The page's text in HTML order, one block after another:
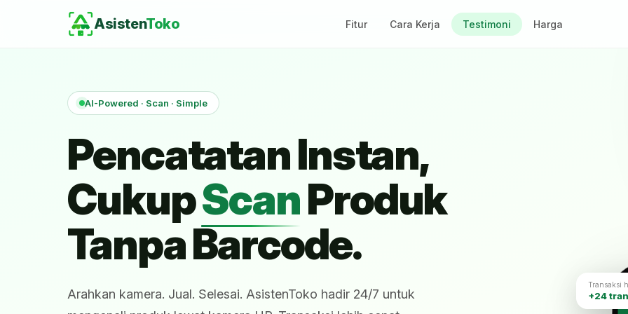
AsistenToko Fitur Cara Kerja Testimoni Harga
AI-Powered · Scan · Simple
Pencatatan Instan,
CukupScanProduk
Tanpa Barcode.
Arahkan kamera. Jual. Selesai. AsistenToko hadir 24/7 untuk
Transaksi
+24